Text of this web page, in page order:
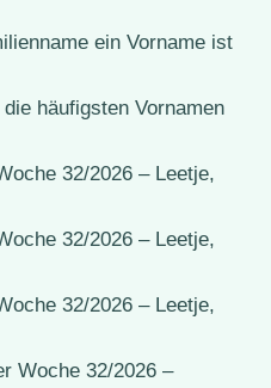
ein Vorname ist
häufigsten Vornamen
32/2026 – Leetje,
32/2026 – Leetje,
32/2026 – Leetje,
Woche 32/2026 –